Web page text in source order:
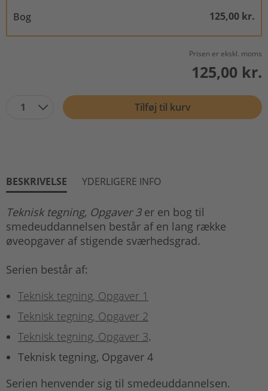
Bog 125,00 kr.
Prisen er ekskl. moms
125,00 kr.
1 Tilføj til kurv
BESKRIVELSE YDERLIGERE INFO
Teknisk tegning, Opgaver 3er en bog til
smedeuddannelsen består af en lang række
øveopgaver af stigende sværhedsgrad.
Serien består af:
Teknisk tegning, Opgaver 1
Teknisk tegning, Opgaver 2
Teknisk tegning, Opgaver 3.
Teknisk tegning, Opgaver 4
Serien henvender sig til smedeuddannelsen.